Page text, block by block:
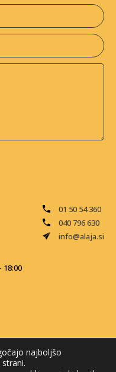
01 50 54 360
040 796 630
info@alaja.si
18:00
najboljšo